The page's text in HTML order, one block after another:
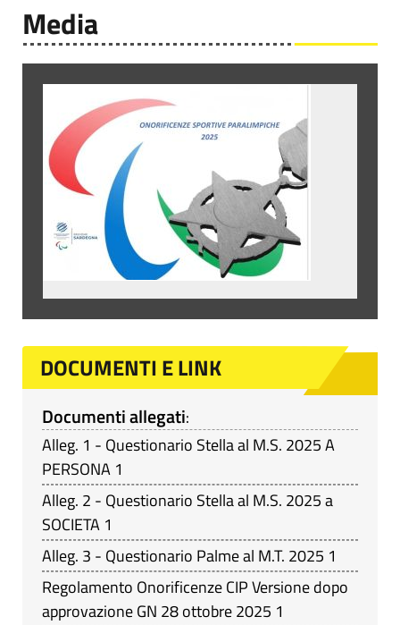
Media
DOCUMENTI E LINK
Documenti allegati:
Alleg. 1 - Questionario Stella al M.S. 2025 A
PERSONA 1
Alleg. 2 - Questionario Stella al M.S. 2025 a
SOCIETA 1
Alleg. 3 - Questionario Palme al M.T. 2025 1
Regolamento Onorificenze CIP Versione dopo
approvazione GN 28 ottobre 2025 1